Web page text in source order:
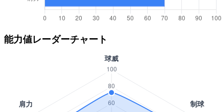
能力値レーダーチャート